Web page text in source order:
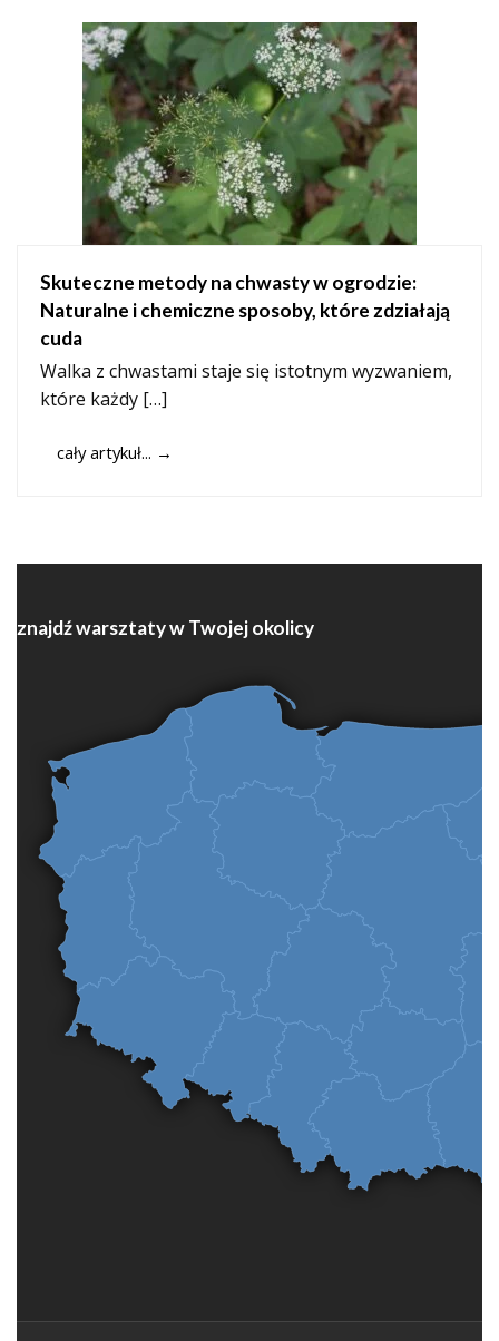
Skuteczne metody na chwasty w ogrodzie:
Naturalne i chemiczne sposoby, które zdziałają
cuda
Walka z chwastami staje się istotnym wyzwaniem,
które każdy […]
cały artykuł... →
znajdź warsztaty w Twojej okolicy